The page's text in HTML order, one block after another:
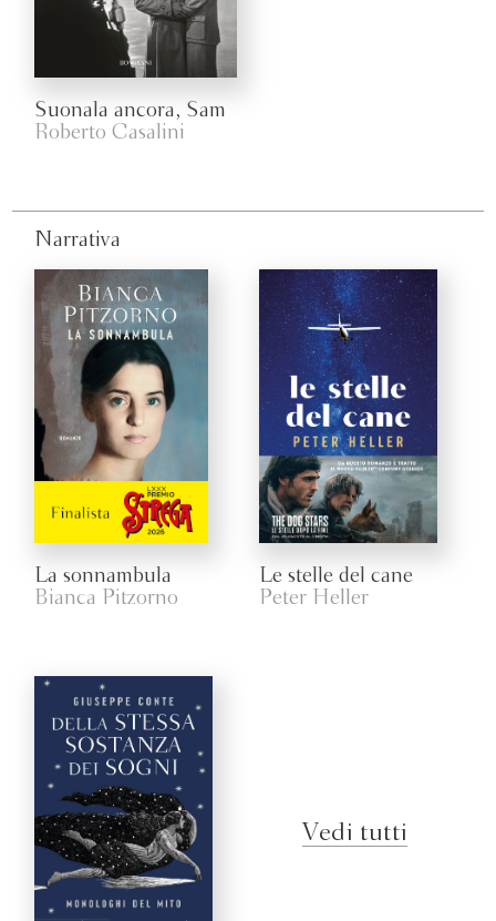
Suonala ancora, Sam
Roberto Casalini
Narrativa
La sonnambula
Bianca Pitzorno
Le stelle del cane
Peter Heller
Vedi tutti